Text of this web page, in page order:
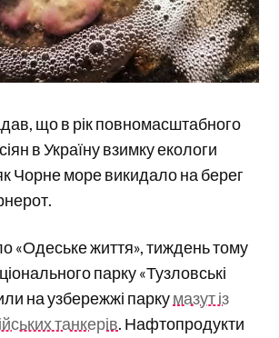
що в рік повномасштабного
в Україну взимку екологи
Чорне море викидало на берег
«Одеське життя», тиждень тому
парку «Тузловські
на узбережжі паркумазут із
танкерів. Нафтопродукти